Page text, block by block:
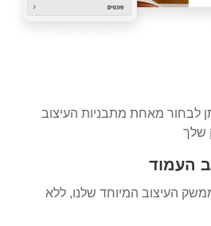
להתחיל מ-0 ניתן לבחור מאחת מתבניות העיצוב
שלך
העמוד
העיצוב המיוחד שלנו, ללא